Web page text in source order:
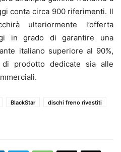
conta circa 900 riferimenti. Il
ulteriormente l’offerta
in grado di garantire una
italiano superiore al 90%,
prodotto dedicate sia alle
BlackStar
dischi freno rivestiti